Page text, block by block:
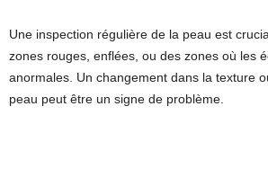
Une inspection régulière de la peau est
zones rouges, enflées, ou des zones où les
anormales. Un changement dans la texture
peau peut être un signe de problème.